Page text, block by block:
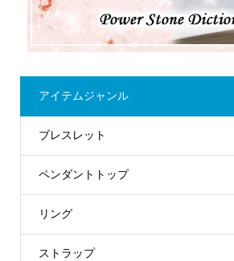
アイテムジャンル
ブレスレット
ペンダントトップ
リング
ストラップ